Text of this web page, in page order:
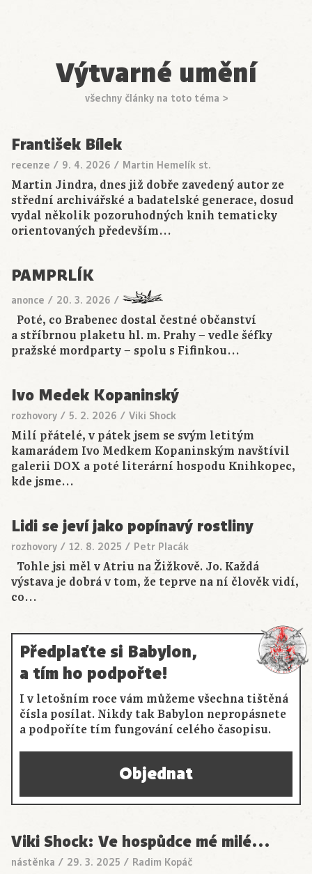
Výtvarné umění
všechny články na toto téma >
František Bílek
recenze / 9. 4. 2026 / Martin Hemelík st.
Martin Jindra, dnes již dobře zavedený autor ze
střední archivářské a badatelské generace, dosud
vydal několik pozoruhodných knih tematicky
orientovaných především…
PAMPRLÍK
anonce / 20. 3. 2026 /
Poté, co Brabenec dostal čestné občanství
a stříbrnou plaketu hl. m. Prahy − vedle šéfky
pražské mordparty − spolu s Fifinkou…
Ivo Medek Kopaninský
rozhovory / 5. 2. 2026 / Viki Shock
Milí přátelé, v pátek jsem se svým letitým
kamarádem Ivo Medkem Kopaninským navštívil
galerii DOX a poté literární hospodu Knihkopec,
kde jsme…
Lidi se jeví jako popínavý rostliny
rozhovory / 12. 8. 2025 / Petr Placák
Tohle jsi měl v Atriu na Žižkově. Jo. Každá
výstava je dobrá v tom, že teprve na ní člověk vidí,
co…
Předplaťte si Babylon,
a tím ho podpořte!
I v letošním roce vám můžeme všechna tištěná
čísla posílat. Nikdy tak Babylon nepropásnete
a podpoříte tím fungování celého časopisu.
Objednat
Viki Shock: Ve hospůdce mé milé…
nástěnka / 29. 3. 2025 / Radim Kopáč